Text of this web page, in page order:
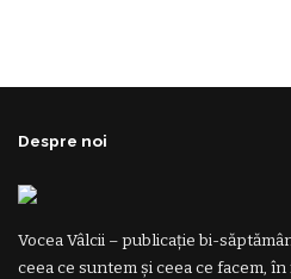
Despre noi
Vocea Vâlcii – publicație bi-
ceea ce suntem și ceea ce facem,